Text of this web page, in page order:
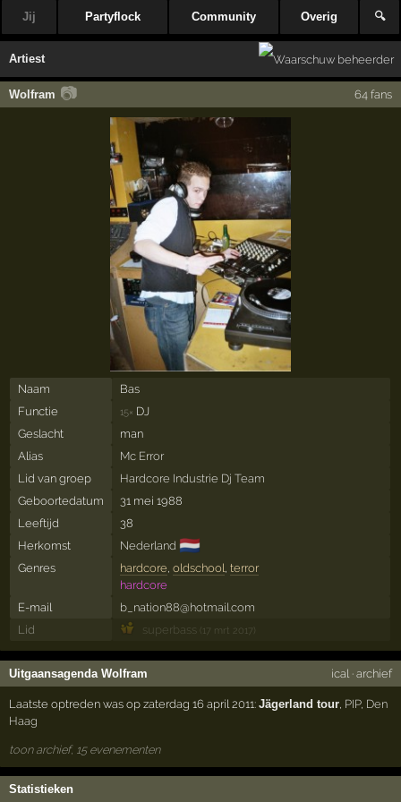
Jij Partyflock Community Overig 🔍
Artiest
Wolfram 📷 64 fans
Naam
Bas
Functie
15× DJ
Geslacht
man
Alias
Mc Error
Lid van groep
Hardcore Industrie Dj Team
Geboortedatum
31 mei 1988
Leeftijd
38
Herkomst
Nederland 🇳🇱
Genres hardcore, oldschool, terror
hardcore
E-mail
b_nation88@hotmail.com
Lid
superbass (17 mrt 2017)
Uitgaansagenda Wolfram ical · archief
Laatste optreden was op zaterdag 16 april 2011:Jägerland tour, PIP, Den
Haag
toon archief, 15 evenementen
Statistieken